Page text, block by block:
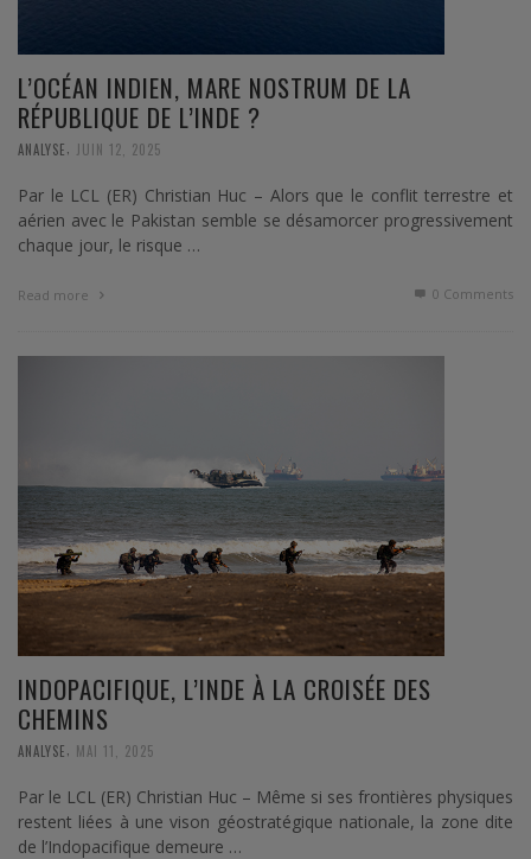
L’OCÉAN INDIEN, MARE NOSTRUM DE LA
RÉPUBLIQUE DE L’INDE ?
ANALYSE JUIN 12, 2025
Par le LCL (ER) Christian Huc – Alors que le conflit terrestre et
aérien avec le Pakistan semble se désamorcer progressivement
chaque jour, le risque …
Read more 0 Comments
INDOPACIFIQUE, L’INDE À LA CROISÉE DES
CHEMINS
ANALYSE MAI 11, 2025
Par le LCL (ER) Christian Huc – Même si ses frontières physiques
restent liées à une vison géostratégique nationale, la zone dite
de l’Indopacifique demeure …